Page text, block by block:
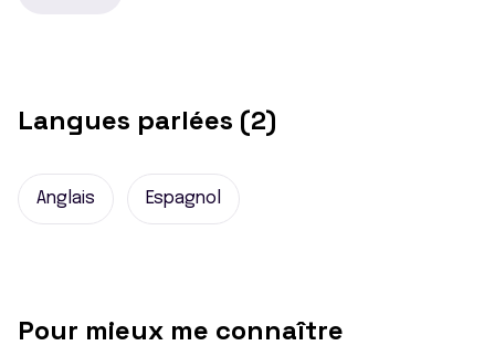
Langues parlées (2)
Anglais Espagnol
Pour mieux me connaître